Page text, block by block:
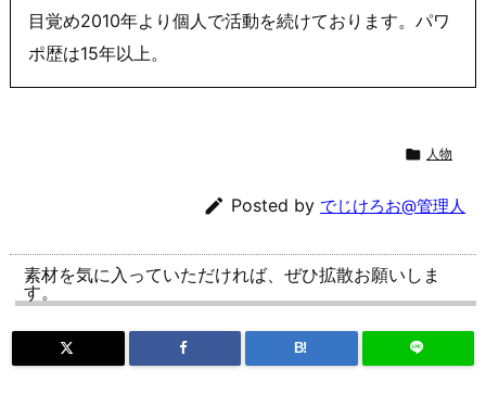
目覚め2010年より個人で活動を続けております。パワ
ポ歴は15年以上。
 人物
 Posted by でじけろお@管理人
素材を気に入っていただければ、ぜひ拡散お願いしま
す。
B!